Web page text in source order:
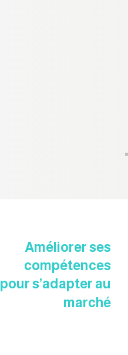
Améliorer ses
compétences
pour s’adapter au
marché